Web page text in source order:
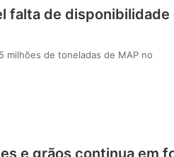
falta de disponibilidade
milhões de toneladas de MAP no
e grãos continua em